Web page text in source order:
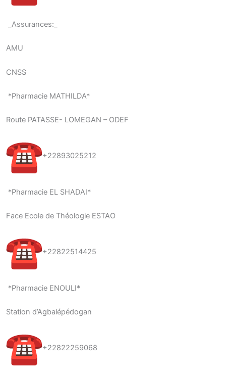
_Assurances:_
AMU
CNSS
*Pharmacie MATHILDA*
Route PATASSE- LOMEGAN – ODEF
+22893025212
*Pharmacie EL SHADAI*
Face Ecole de Théologie ESTAO
+22822514425
*Pharmacie ENOULI*
Station d’Agbalépédogan
+22822259068